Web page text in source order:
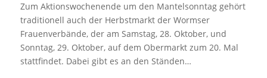
Zum Aktionswochenende um den Mantelsonntag gehört
traditionell auch der Herbstmarkt der Wormser
Frauenverbände, der am Samstag, 28. Oktober, und
Sonntag, 29. Oktober, auf dem Obermarkt zum 20. Mal
stattfindet. Dabei gibt es an den Ständen…